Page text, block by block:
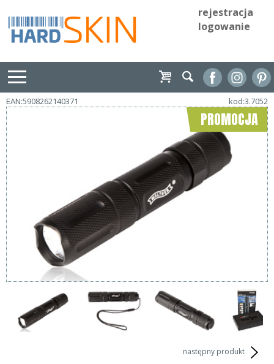
rejestracja
logowanie
EAN:5908262140371 kod:3.7052
PROMOCJA
następny produkt